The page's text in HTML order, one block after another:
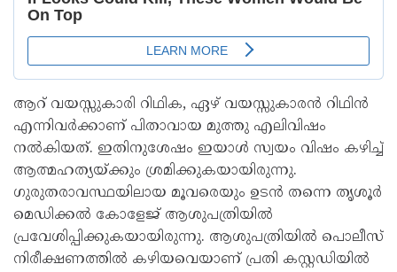
ആറ് വയസ്സുകാരി റിഥിക, ഏഴ് വയസ്സുകാരൻ റിഥിൻ
എന്നിവർക്കാണ് പിതാവായ മുത്തു എലിവിഷം
നൽകിയത്. ഇതിനുശേഷം ഇയാൾ സ്വയം വിഷം കഴിച്ച്
ആത്മഹത്യയ്ക്കും ശ്രമിക്കുകയായിരുന്നു.
ഗുരുതരാവസ്ഥയിലായ മൂവരെയും ഉടൻ തന്നെ തൃശൂർ
മെഡിക്കൽ കോളേജ് ആശുപത്രിയിൽ
പ്രവേശിപ്പിക്കുകയായിരുന്നു. ആശുപത്രിയിൽ പൊലീസ്
നിരീക്ഷണത്തിൽ കഴിയവെയാണ് പ്രതി കസ്റ്റഡിയിൽ